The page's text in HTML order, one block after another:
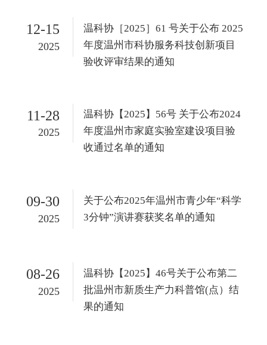
2025
12-15
温科协［2025］61 号关于公布 2025
年度温州市科协服务科技创新项目
验收评审结果的通知
2025
11-28
温科协【2025】56号 关于公布2024
年度温州市家庭实验室建设项目验
收通过名单的通知
2025
09-30
关于公布2025年温州市青少年“科学
3分钟”演讲赛获奖名单的通知
2025
08-26
温科协【2025】46号关于公布第二
批温州市新质生产力科普馆(点）结
果的通知